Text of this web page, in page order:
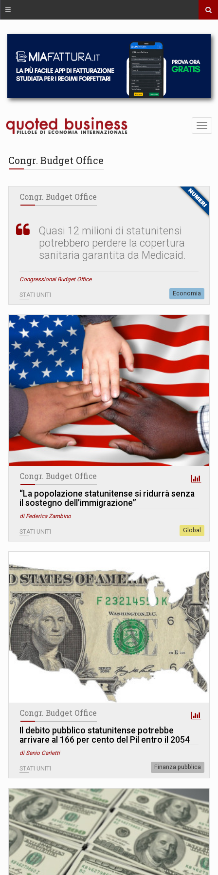
Congr. Budget Office
Congr. Budget Office
Quasi 12 milioni di statunitensi
potrebbero perdere la copertura
sanitaria garantita da Medicaid.
Congressional Budget Office
STATI UNITI Economia
Congr. Budget Office
“La popolazione statunitense si ridurrà senza
il sostegno dell’immigrazione”
di Federica Zambino
STATI UNITI Global
Congr. Budget Office
Il debito pubblico statunitense potrebbe
arrivare al 166 per cento del Pil entro il 2054
di Senio Carletti
STATI UNITI Finanza pubblica